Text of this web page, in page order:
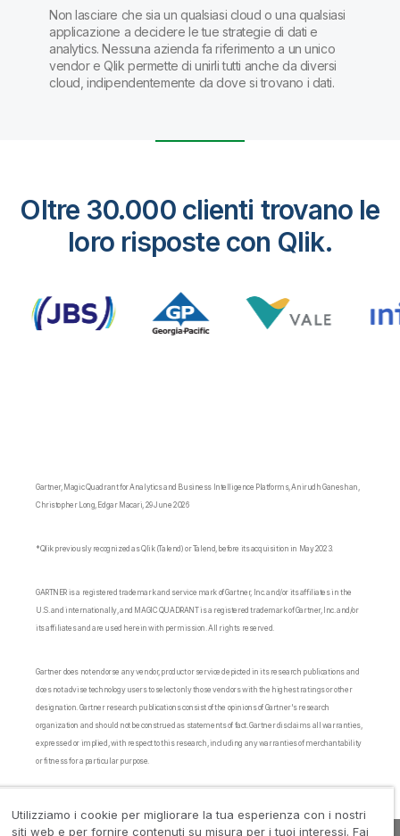
Non lasciare che sia un qualsiasi cloud o una qualsiasi
applicazione a decidere le tue strategie di dati e
analytics. Nessuna azienda fa riferimento a un unico
vendor e Qlik permette di unirli tutti anche da diversi
cloud, indipendentemente da dove si trovano i dati.
Oltre 30.000 clienti trovano le
loro risposte con Qlik.
Gartner, Magic Quadrant for Analytics and Business Intelligence Platforms, Anirudh Ganeshan,
Christopher Long, Edgar Macari, 29 June 2026
*Qlik previously recognized as Qlik (Talend) or Talend, before its acquisition in May 2023.
GARTNER is a registered trademark and service mark of Gartner, Inc. and/or its affiliates in the
U.S. and internationally, and MAGIC QUADRANT is a registered trademark of Gartner, Inc. and/or
its affiliates and are used herein with permission. All rights reserved.
Gartner does not endorse any vendor, product or service depicted in its research publications and
does not advise technology users to select only those vendors with the highest ratings or other
designation. Gartner research publications consist of the opinions of Gartner's research
organization and should not be construed as statements of fact. Gartner disclaims all warranties,
expressed or implied, with respect to this research, including any warranties of merchantability
or fitness for a particular purpose.
Utilizziamo i cookie per migliorare la tua esperienza con i nostri
siti web e per fornire contenuti su misura per i tuoi interessi. Fai